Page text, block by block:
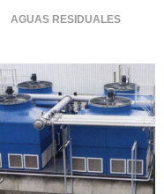
AGUAS RESIDUALES